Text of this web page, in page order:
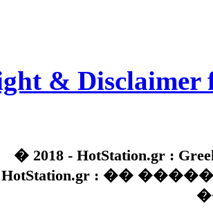
& Disclaimer
� 2018 - HotStation.gr :
- HotStation.gr : ��